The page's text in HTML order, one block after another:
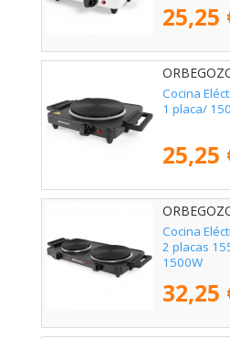
25,25
Cocina
1 placa/
25,25
Cocina
2 placas
1500W
32,25